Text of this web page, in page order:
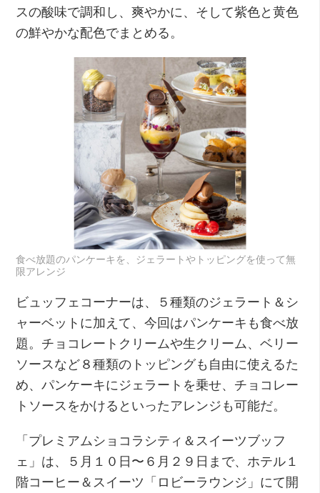
スの酸味で調和し、爽やかに、そして紫色と黄色
の鮮やかな配色でまとめる。
食べ放題のパンケーキを、ジェラートやトッピングを使って無
限アレンジ
ビュッフェコーナーは、５種類のジェラート＆シ
ャーベットに加えて、今回はパンケーキも食べ放
題。チョコレートクリームや生クリーム、ベリー
ソースなど８種類のトッピングも自由に使えるた
め、パンケーキにジェラートを乗せ、チョコレー
トソースをかけるといったアレンジも可能だ。
「プレミアムショコラシティ＆スイーツブッフ
ェ」は、５月１０日〜６月２９日まで、ホテル１
階コーヒー＆スイーツ「ロビーラウンジ」にて開